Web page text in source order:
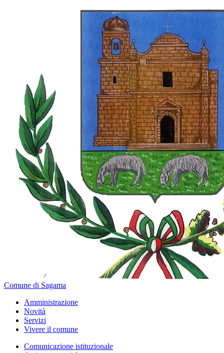
Comune di Sagama
Amministrazione
Novità
Servizi
Vivere il comune
Comunicazione istituzionale